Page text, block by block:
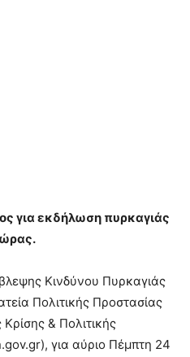
για εκδήλωση πυρκαγιάς
Κινδύνου Πυρκαγιάς
Πολιτικής Προστασίας
& Πολιτικής
για αύριο Πέμπτη 24